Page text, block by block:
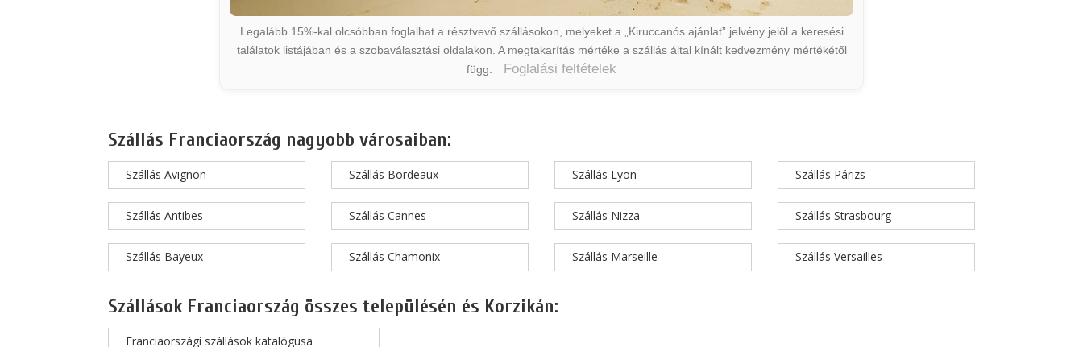
Legalább 15%-kal olcsóbban foglalhat a résztvevő szállásokon, melyeket a „Kiruccanós ajánlat” jelvény jelöl a keresési
találatok listájában és a szobaválasztási oldalakon. A megtakarítás mértéke a szállás által kínált kedvezmény mértékétől
függ.
Foglalási feltételek
Szállás Franciaország nagyobb városaiban:
Szállás Avignon
Szállás Antibes
Szállás Bayeux
Szállás Bordeaux
Szállás Cannes
Szállás Chamonix
Szállás Lyon
Szállás Nizza
Szállás Marseille
Szállás Párizs
Szállás Strasbourg
Szállás Versailles
Szállások Franciaország összes településén és Korzikán:
Franciaországi szállások katalógusa